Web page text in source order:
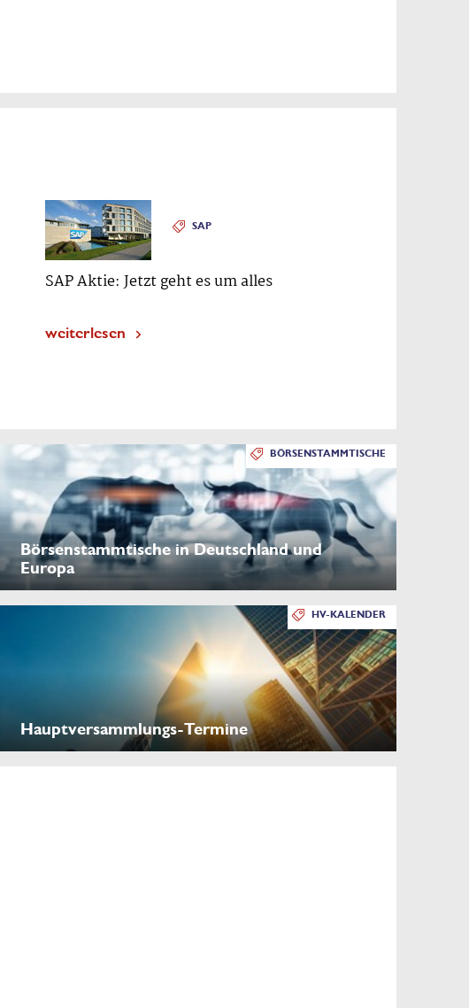
SAP
SAP Aktie: Jetzt geht es um alles
weiterlesen
BÖRSENSTAMMTISCHE
Börsenstammtische in Deutschland und
Europa
HV-KALENDER
Hauptversammlungs-Termine